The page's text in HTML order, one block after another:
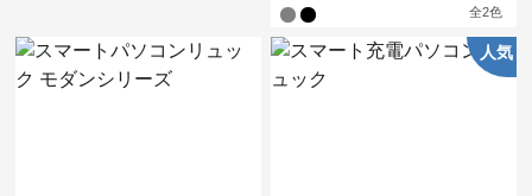
全2色
人気